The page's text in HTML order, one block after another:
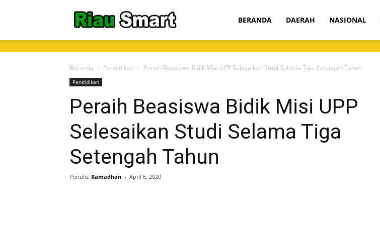
BERANDA DAERAH NASIONAL
Beranda Pendidikan Peraih Beasiswa Bidik Misi UPP Selesaikan Studi Selama Tiga Setengah Tahun
Pendidikan
Peraih Beasiswa Bidik Misi UPP
Selesaikan Studi Selama Tiga
Setengah Tahun
Penulis Ramadhan - April 6, 2020